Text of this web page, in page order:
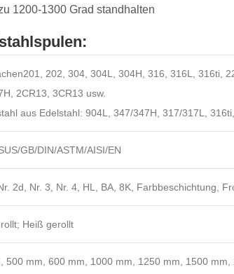
1200-1300 Grad standhalten
202, 304, 304L, 304H, 316, 316L, 316ti,
2CR13, 3CR13 usw.
aus Edelstahl: 904L, 347/347H, 317/317L,
GB/DIN/ASTM/AISI/EN
2d, Nr. 3, Nr. 4, HL, BA, 8K, Farbbeschichtung,
Heiß gerollt
500 mm, 600 mm, 1000 mm, 1250 mm, 1500